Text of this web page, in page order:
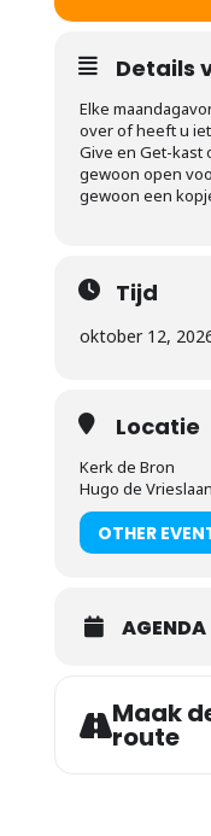
Details
Elke
over of heeft u
Give en Get-kast
gewoon open
gewoon een
Tijd
oktober 12,
Locatie
Kerk de Bron
Hugo de
OTHER
AGENDA
Maak
route